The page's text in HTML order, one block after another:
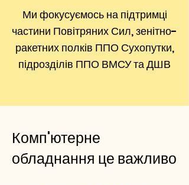
Ми фокусуємось на підтримці
частини Повітряних Сил, зенітно-
ракетних полків ППО Сухопутки,
підрозділів ППО ВМСУ та ДШВ
Комп'ютерне
обладнання це важливо